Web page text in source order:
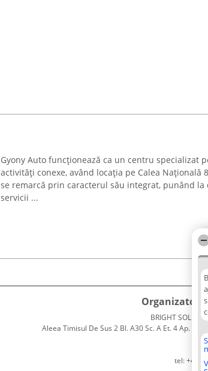
Gyony Auto funcționează ca un centru specializat
activități conexe, având locația pe Calea Națională
se remarcă prin caracterul său integrat, punând la
servicii ...
Organizator
BRIGHT
Aleea Timisul De Sus 2 Bl. A30 Sc. A Et. 4 Ap. 13
tel: +40